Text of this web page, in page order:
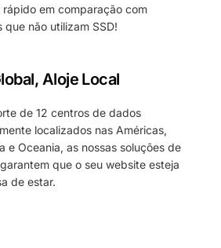
em comparação com
que não utilizam SSD!
Aloje Local
de 12 centros de dados
localizados nas Américas,
e Oceania, as nossas soluções de
que o seu website esteja
de estar.